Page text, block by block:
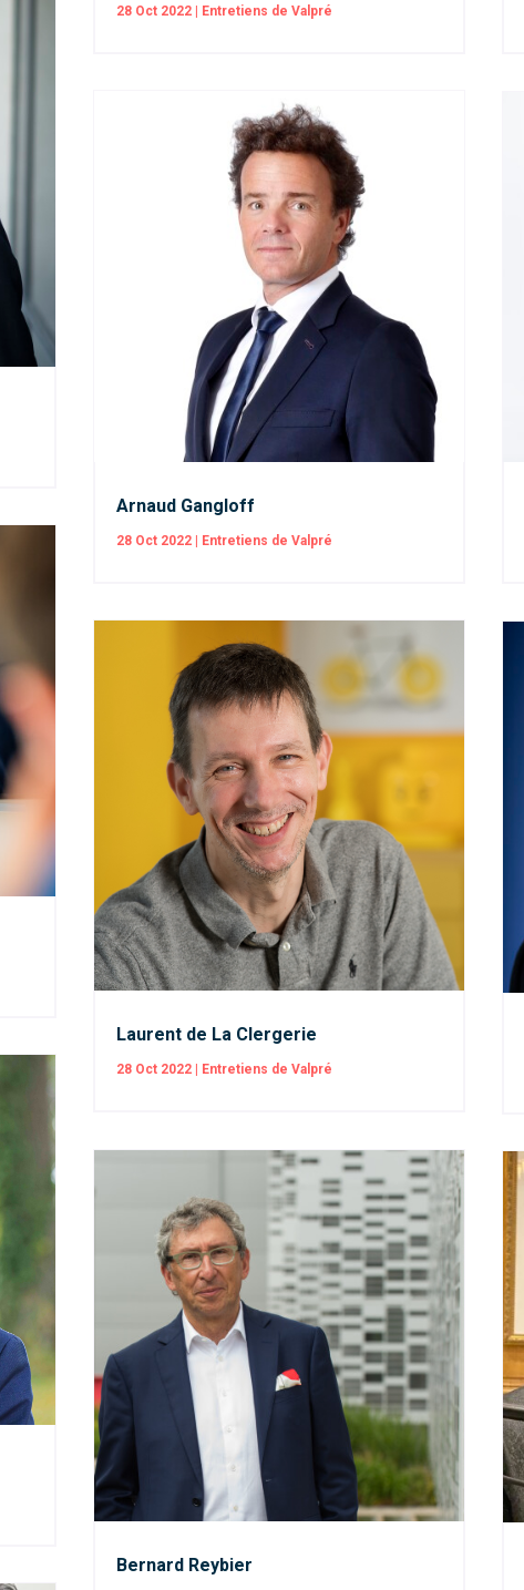
28 Oct 2022| Entretiens de Valpré
Arnaud Gangloff
28 Oct 2022| Entretiens de Valpré
Laurent de La Clergerie
28 Oct 2022| Entretiens de Valpré
Bernard Reybier